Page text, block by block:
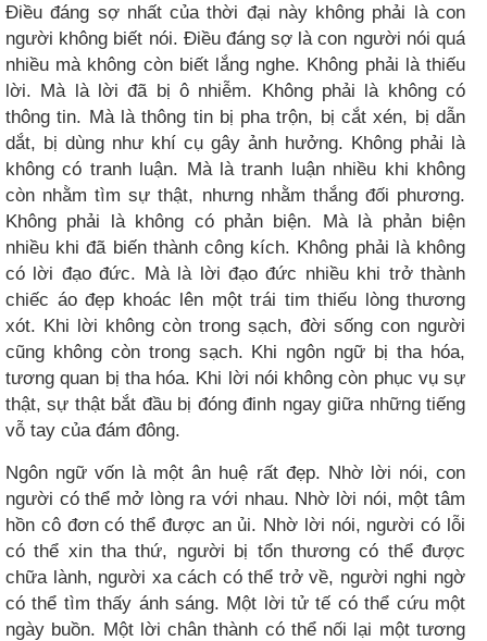
Điều đáng sợ nhất của thời đại này không phải là con
người không biết nói. Điều đáng sợ là con người nói quá
nhiều mà không còn biết lắng nghe. Không phải là thiếu
lời. Mà là lời đã bị ô nhiễm. Không phải là không có
thông tin. Mà là thông tin bị pha trộn, bị cắt xén, bị dẫn
dắt, bị dùng như khí cụ gây ảnh hưởng. Không phải là
không có tranh luận. Mà là tranh luận nhiều khi không
còn nhằm tìm sự thật, nhưng nhằm thắng đối phương.
Không phải là không có phản biện. Mà là phản biện
nhiều khi đã biến thành công kích. Không phải là không
có lời đạo đức. Mà là lời đạo đức nhiều khi trở thành
chiếc áo đẹp khoác lên một trái tim thiếu lòng thương
xót. Khi lời không còn trong sạch, đời sống con người
cũng không còn trong sạch. Khi ngôn ngữ bị tha hóa,
tương quan bị tha hóa. Khi lời nói không còn phục vụ sự
thật, sự thật bắt đầu bị đóng đinh ngay giữa những tiếng
vỗ tay của đám đông.
Ngôn ngữ vốn là một ân huệ rất đẹp. Nhờ lời nói, con
người có thể mở lòng ra với nhau. Nhờ lời nói, một tâm
hồn cô đơn có thể được an ủi. Nhờ lời nói, người có lỗi
có thể xin tha thứ, người bị tổn thương có thể được
chữa lành, người xa cách có thể trở về, người nghi ngờ
có thể tìm thấy ánh sáng. Một lời tử tế có thể cứu một
ngày buồn. Một lời chân thành có thể nối lại một tương